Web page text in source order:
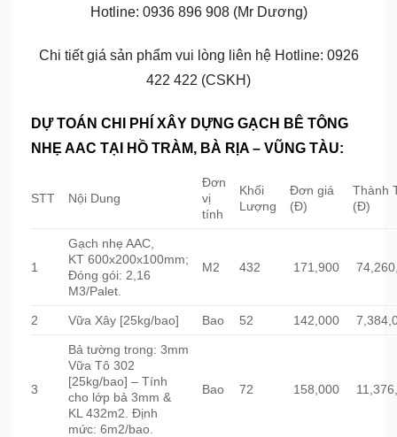
Hotline: 0936 896 908 (Mr Dương)
Chi tiết giá sản phẩm vui lòng liên hệ Hotline: 0926
422 422 (CSKH)
DỰ TOÁN CHI PHÍ XÂY DỰNG GẠCH BÊ TÔNG
NHẸ AAC TẠI HỒ TRÀM, BÀ RỊA – VŨNG TÀU:
STT Nội Dung
Đơn
vị
tính
Khối
Lượng
Đơn giá
(Đ)
Thành
(Đ)
1
Gạch nhẹ AAC,
KT 600x200x100mm;
Đóng gói: 2,16
M3/Palet.
M2 432 171,900
2 Vữa Xây [25kg/bao] Bao 52 142,000
3
Bả tường trong: 3mm
Vữa Tô 302
[25kg/bao] – Tính
cho lớp bả 3mm &
KL 432m2. Định
mức: 6m2/bao.
Bao 72 158,000